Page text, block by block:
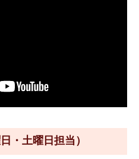
・土曜日担当）